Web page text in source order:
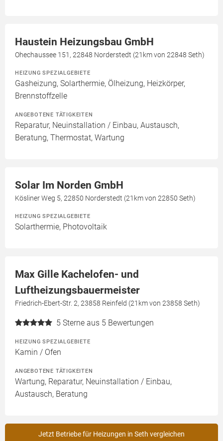
Haustein Heizungsbau GmbH
Ohechaussee 151, 22848 Norderstedt (21km von 22848 Seth)
HEIZUNG SPEZIALGEBIETE
Gasheizung, Solarthermie, Ölheizung, Heizkörper,
Brennstoffzelle
ANGEBOTENE TÄTIGKEITEN
Reparatur, Neuinstallation / Einbau, Austausch,
Beratung, Thermostat, Wartung
Solar Im Norden GmbH
Kösliner Weg 5, 22850 Norderstedt (21km von 22850 Seth)
HEIZUNG SPEZIALGEBIETE
Solarthermie, Photovoltaik
Max Gille Kachelofen- und
Luftheizungsbauermeister
Friedrich-Ebert-Str. 2, 23858 Reinfeld (21km von 23858 Seth)
5 Sterne aus 5 Bewertungen
HEIZUNG SPEZIALGEBIETE
Kamin / Ofen
ANGEBOTENE TÄTIGKEITEN
Wartung, Reparatur, Neuinstallation / Einbau,
Austausch, Beratung
Jetzt Betriebe für Heizungen in Seth vergleichen